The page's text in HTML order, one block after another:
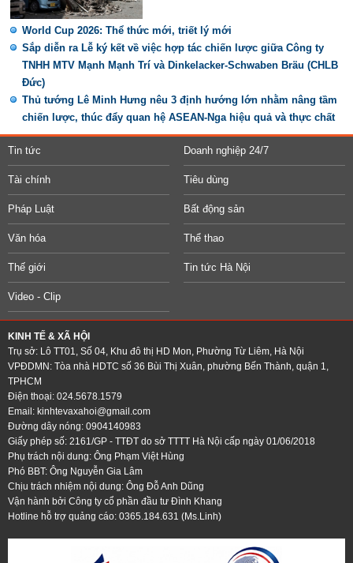
World Cup 2026: Thể thức mới, triết lý mới
Sắp diễn ra Lễ ký kết về việc hợp tác chiến lược giữa Công ty
TNHH MTV Mạnh Mạnh Trí và Dinkelacker-Schwaben Bräu (CHLB
Đức)
Thủ tướng Lê Minh Hưng nêu 3 định hướng lớn nhằm nâng tầm
chiến lược, thúc đẩy quan hệ ASEAN-Nga hiệu quả và thực chất
Tin tức Doanh nghiệp 24/7
Tài chính Tiêu dùng
Pháp Luật Bất động sản
Văn hóa Thể thao
Thế giới Tin tức Hà Nội
Video - Clip
KINH TẾ & XÃ HỘI
Trụ sở: Lô TT01, Số 04, Khu đô thị HD Mon, Phường Từ Liêm, Hà Nội
VPĐDMN: Tòa nhà HDTC số 36 Bùi Thị Xuân, phường Bến Thành, quận 1,
TPHCM
Điện thoại: 024.5678.1579
Email: kinhtevaxahoi@gmail.com
Đường dây nóng: 0904140983
Giấy phép số: 2161/GP - TTĐT do sở TTTT Hà Nội cấp ngày 01/06/2018
Phụ trách nội dung: Ông Phạm Việt Hùng
Phó BBT: Ông Nguyễn Gia Lâm
Chịu trách nhiệm nội dung: Ông Đỗ Anh Dũng
Vận hành bởi Công ty cổ phần đầu tư Đình Khang
Hotline hỗ trợ quảng cáo: 0365.184.631 (Ms.Linh)